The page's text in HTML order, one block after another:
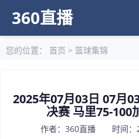
360直播
您的位置： 首页 > 篮球集锦
2025年07月03日 07月
决赛 马里75-100
作者：360直播 时间：